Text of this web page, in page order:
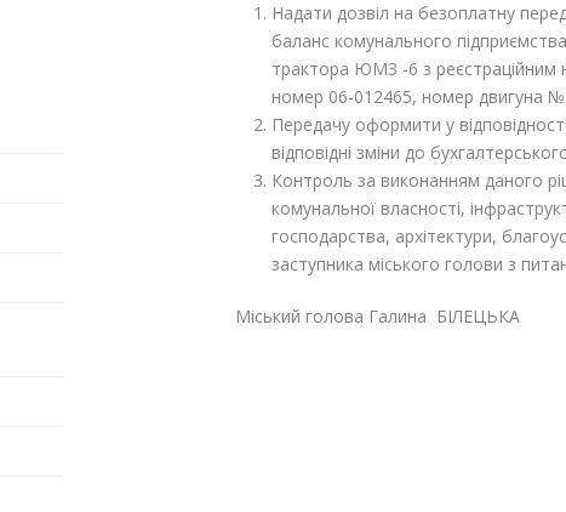
Надати дозвіл на безоплатну
баланс комунального
трактора ЮМЗ -6 з реєстраційним
номер 06-012465, номер двигуна
Передачу оформити у
відповідні зміни до
Контроль за виконанням даного
комунальної власності,
господарства, архітектури,
заступника міського голови з
Міський голова Галина БІЛЕЦЬКА